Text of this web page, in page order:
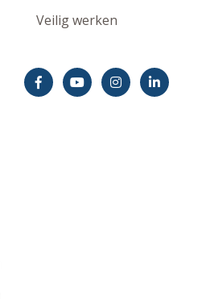
Veilig werken